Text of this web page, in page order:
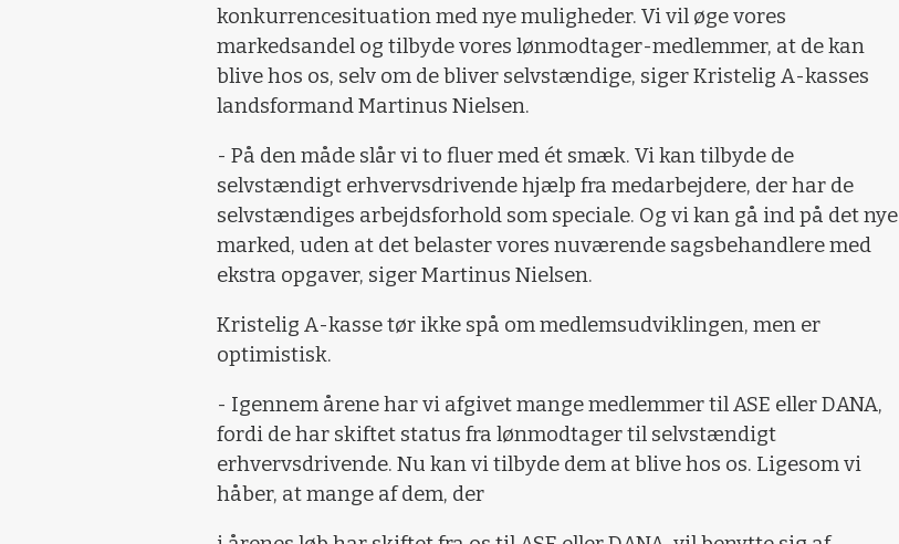
konkurrencesituation med nye muligheder. Vi vil øge vores
markedsandel og tilbyde vores lønmodtager-medlemmer, at de kan
blive hos os, selv om de bliver selvstændige, siger Kristelig A-kasses
landsformand Martinus Nielsen.
- På den måde slår vi to fluer med ét smæk. Vi kan tilbyde de
selvstændigt erhvervsdrivende hjælp fra medarbejdere, der har de
selvstændiges arbejdsforhold som speciale. Og vi kan gå ind på det nye
marked, uden at det belaster vores nuværende sagsbehandlere med
ekstra opgaver, siger Martinus Nielsen.
Kristelig A-kasse tør ikke spå om medlemsudviklingen, men er
optimistisk.
- Igennem årene har vi afgivet mange medlemmer til ASE eller DANA,
fordi de har skiftet status fra lønmodtager til selvstændigt
erhvervsdrivende. Nu kan vi tilbyde dem at blive hos os. Ligesom vi
håber, at mange af dem, der